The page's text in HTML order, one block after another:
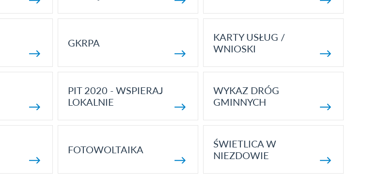
GKRPA
KARTY USŁUG /
WNIOSKI
PIT 2020 - WSPIERAJ
LOKALNIE
WYKAZ DRÓG
GMINNYCH
FOTOWOLTAIKA
ŚWIETLICA W
NIEZDOWIE